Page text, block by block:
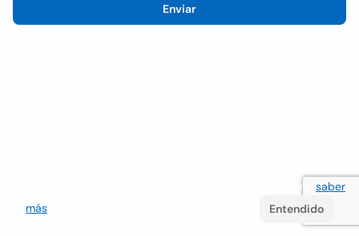
Enviar
Utilizamos cookies para mejorar la experiencia del usuario saber
más
Entendido